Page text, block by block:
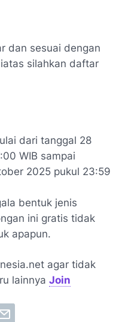
dan sesuai dengan
silahkan daftar
dari tanggal 28
WIB sampai
2025 pukul 23:59
bentuk jenis
ini gratis tidak
apapun.
agar tidak
lainnya Join